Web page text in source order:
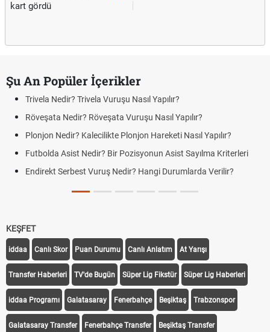
kart gördü
Şu An Popüler İçerikler
Trivela Nedir? Trivela Vuruşu Nasıl Yapılır?
Röveşata Nedir? Röveşata Vuruşu Nasıl Yapılır?
Plonjon Nedir? Kalecilikte Plonjon Hareketi Nasıl Yapılır?
Futbolda Asist Nedir? Bir Pozisyonun Asist Sayılma Kriterleri
Endirekt Serbest Vuruş Nedir? Hangi Durumlarda Verilir?
KEŞFET
iddaa Canlı Skor Puan Durumu Canlı Anlatım At Yarışı
Transfer Haberleri TV'de Bugün Süper Lig Fikstür Süper Lig Haberleri
iddaa Programı Galatasaray Fenerbahçe Beşiktaş Trabzonspor
Galatasaray Transfer Fenerbahçe Transfer Beşiktaş Transfer